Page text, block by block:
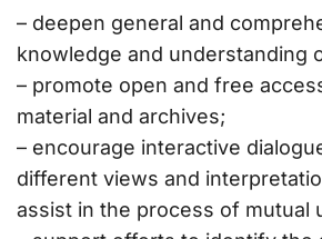
– deepen general and
knowledge and understanding
– promote open and free
material and archives;
– encourage interactive
different views and
assist in the process of mutual